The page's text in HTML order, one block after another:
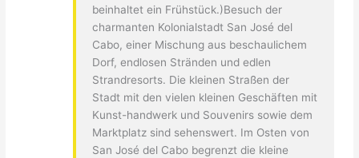
beinhaltet ein Frühstück.)Besuch der
charmanten Kolonialstadt San José del
Cabo, einer Mischung aus beschaulichem
Dorf, endlosen Stränden und edlen
Strandresorts. Die kleinen Straßen der
Stadt mit den vielen kleinen Geschäften mit
Kunst-handwerk und Souvenirs sowie dem
Marktplatz sind sehenswert. Im Osten von
San José del Cabo begrenzt die kleine